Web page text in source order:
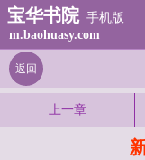
宝华书院 手机版
m.baohuasy.com
返回
上一章